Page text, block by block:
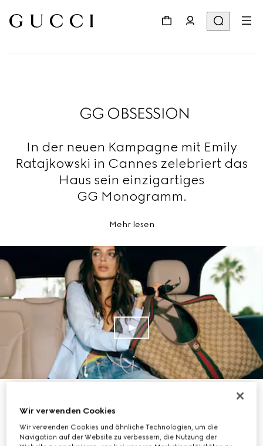
GG OBSESSION
In der neuen Kampagne mit Emily
Ratajkowski in Cannes zelebriert das
Haus sein einzigartiges
GG Monogramm.
Mehr lesen
Wir verwenden Cookies
Wir verwenden Cookies und ähnliche Technologien, um die
Navigation auf der Website zu verbessern, die Nutzung der